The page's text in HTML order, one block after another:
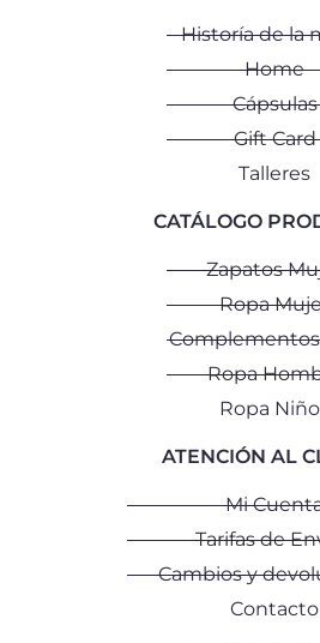
Historía de la
Home
Cápsulas
Gift Card
Talleres
CATÁLOGO
Zapatos
Ropa
Ropa
Ropa
ATENCIÓN AL
Mi
Tarifas de
Cambios y
Contacto